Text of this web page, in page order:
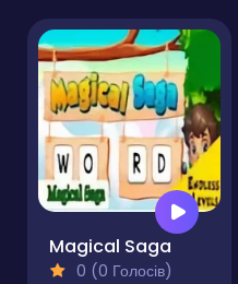
Magical Saga
0 (0 Голосів)